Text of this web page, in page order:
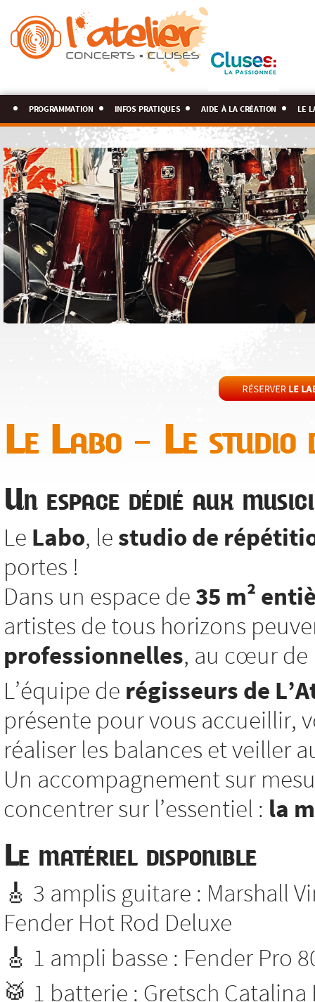
programmation infos pratiques aide à la création le
Le Labo – Le studio
Un espace dédié aux
Le Labo, le studio de
portes !
Dans un espace de 35 m²
artistes de tous horizons
professionnelles, au cœur de
L’équipe de régisseurs de
présente pour vous accueillir,
réaliser les balances et veiller
Un accompagnement sur
concentrer sur l’essentiel : la
Le matériel disponible
🎸 3 amplis guitare : Marshall
Fender Hot Rod Deluxe
🎸 1 ampli basse : Fender Pro
🥁 1 batterie : Gretsch Catalina